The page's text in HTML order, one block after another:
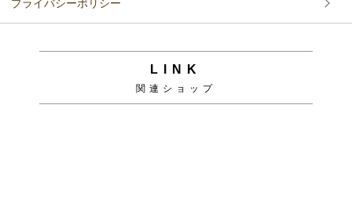
プライバシーポリシー
LINK
関連ショップ